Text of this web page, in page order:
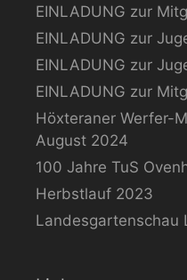
EINLADUNG zur
EINLADUNG zur
EINLADUNG zur
EINLADUNG zur
Höxteraner Werfer-
August 2024
100 Jahre TuS
Herbstlauf 2023
Landesgartenschau